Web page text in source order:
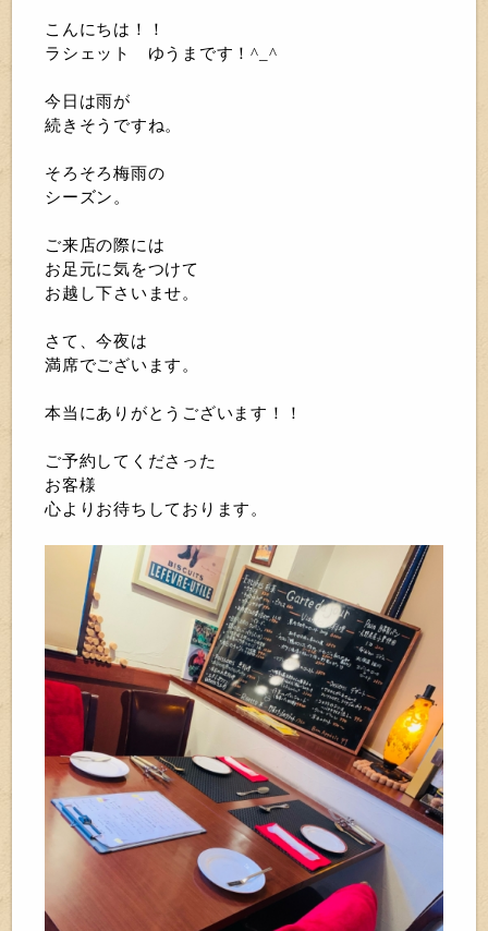
こんにちは！！
ラシェット ゆうまです！^_^
今日は雨が
続きそうですね。
そろそろ梅雨の
シーズン。
ご来店の際には
お足元に気をつけて
お越し下さいませ。
さて、今夜は
満席でございます。
本当にありがとうございます！！
ご予約してくださった
お客様
心よりお待ちしております。